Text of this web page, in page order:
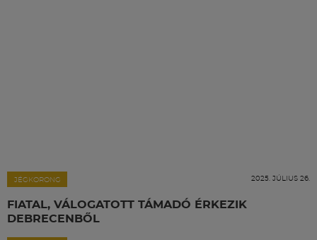
JÉGKORONG 2025. JÚLIUS 26.
FIATAL, VÁLOGATOTT TÁMADÓ ÉRKEZIK
DEBRECENBŐL
Labdarúgás
Szakosztályok